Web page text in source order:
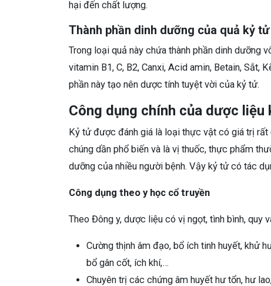
hại đến chất lượng.
Thành phần dinh dưỡng của quả kỷ tử
Trong loại quả này chứa thành phần dinh dưỡng
vitamin B1, C, B2, Canxi, Acid amin, Betain, Sắt,
phần này tạo nên dược tính tuyệt vời của kỷ tử.
Công dụng chính của dược liệu
Kỷ tử được đánh giá là loại thực vật có giá trị
chúng dần phổ biến và là vị thuốc, thực phẩm
dưỡng của nhiều người bệnh. Vậy kỷ tử có tác
Công dụng theo y học cổ truyền
Theo Đông y, dược liệu có vị ngọt, tình bình, quy
Cường thịnh âm đạo, bổ ích tinh huyết, khử
bổ gân cốt, ích khí,…
Chuyên trị các chứng âm huyết hư tổn, hư